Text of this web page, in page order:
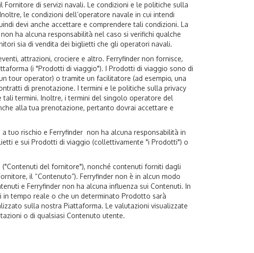
di servizi navali. Le condizioni e le politiche sulla
le condizioni dell’operatore navale in cui intendi
devi anche accettare e comprendere tali condizioni. La
ha alcuna responsabilità nel caso si verifichi qualche
sia di vendita dei biglietti che gli operatori navali.
attrazioni, crociere e altro. Ferryfinder non fornisce,
(i "Prodotti di viaggio"). I Prodotti di viaggio sono di
tour operator) o tramite un facilitatore (ad esempio, una
di prenotazione. I termini e le politiche sulla privacy
termini. Inoltre, i termini del singolo operatore del
alla tua prenotazione, pertanto dovrai accettare e
tuo rischio e Ferryfinder non ha alcuna responsabilità in
e sui Prodotti di viaggio (collettivamente "i Prodotti") o
del fornitore"), nonché contenuti forniti dagli
il “Contenuto”). Ferryfinder non è in alcun modo
e Ferryfinder non ha alcuna influenza sui Contenuti. In
tempo reale o che un determinato Prodotto sarà
sulla nostra Piattaforma. Le valutazioni visualizzate
o di qualsiasi Contenuto utente.